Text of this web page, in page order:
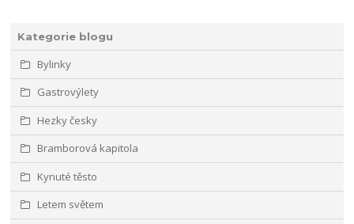
Kategorie blogu
Bylinky
Gastrovýlety
Hezky česky
Bramborová kapitola
Kynuté těsto
Letem světem